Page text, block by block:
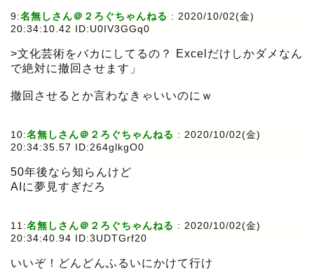
9:名無しさん＠２ろぐちゃんねる : 2020/10/02(金)
20:34:10.42 ID:U0IV3GGq0
>文化芸術をバカにしてるの？ Excelだけしかダメなん
で絶対に撤回させます」
撤回させるとか言わなきゃいいのにｗ
10:名無しさん＠２ろぐちゃんねる : 2020/10/02(金)
20:34:35.57 ID:264glkgO0
50年後なら知らんけど
AIに夢見すぎだろ
11:名無しさん＠２ろぐちゃんねる : 2020/10/02(金)
20:34:40.94 ID:3UDTGrf20
いいぞ！どんどんふるいにかけて行け